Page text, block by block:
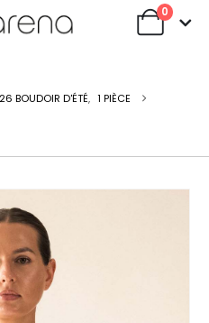
0
BOUDOIR D'ÉTÉ, 1 PIÈCE